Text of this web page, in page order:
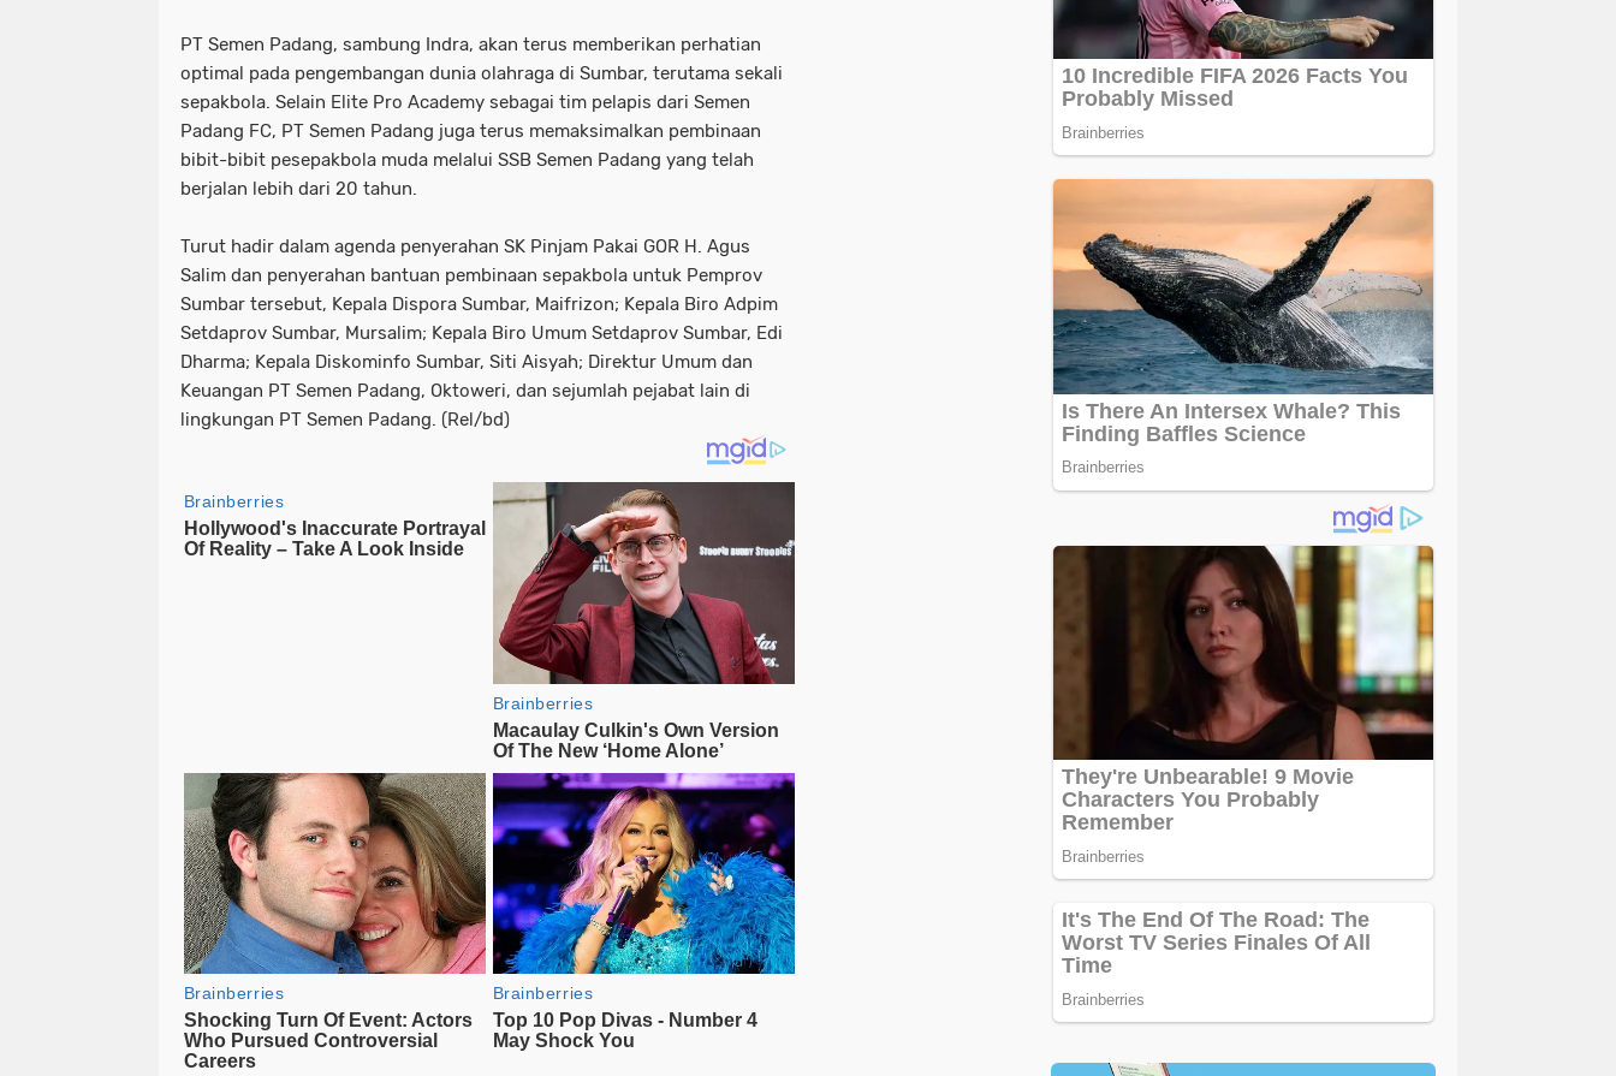
PT Semen Padang, sambung Indra, akan terus memberikan perhatian
optimal pada pengembangan dunia olahraga di Sumbar, terutama sekali
sepakbola. Selain Elite Pro Academy sebagai tim pelapis dari Semen
Padang FC, PT Semen Padang juga terus memaksimalkan pembinaan
bibit-bibit pesepakbola muda melalui SSB Semen Padang yang telah
berjalan lebih dari 20 tahun.
Turut hadir dalam agenda penyerahan SK Pinjam Pakai GOR H. Agus
Salim dan penyerahan bantuan pembinaan sepakbola untuk Pemprov
Sumbar tersebut, Kepala Dispora Sumbar, Maifrizon; Kepala Biro Adpim
Setdaprov Sumbar, Mursalim; Kepala Biro Umum Setdaprov Sumbar, Edi
Dharma; Kepala Diskominfo Sumbar, Siti Aisyah; Direktur Umum dan
Keuangan PT Semen Padang, Oktoweri, dan sejumlah pejabat lain di
lingkungan PT Semen Padang. (Rel/bd)